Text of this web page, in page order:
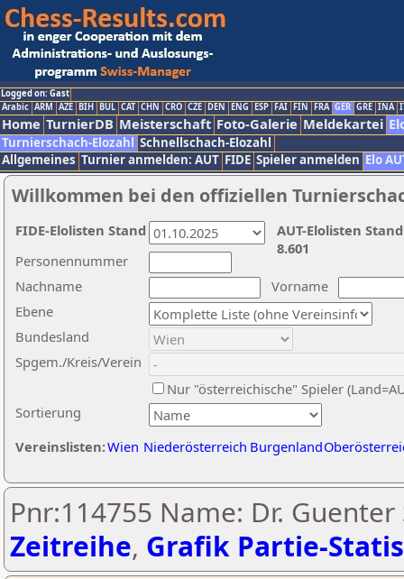
Logged on: Gast
Arabic ARM AZE BIH BUL CAT CHN CRO CZE DEN ENG ESP FAI FIN FRA GER GRE INA
Home TurnierDB Meisterschaft Foto-Galerie Meldekartei
Turnierschach-Elozahl Schnellschach-Elozahl
Allgemeines Turnier anmelden: AUT FIDE Spieler anmelden Elo
Willkommen bei den offiziellen
Nachname
Vorname
Ebene
Sortierung
Personennummer
Bundesland
Spgem./Kreis/Verein
Nur "österreichische" Spieler
Vereinslisten:Wien Niederösterreich Burgenland
AUT-Elolisten
8.601
FIDE-Elolisten Stand
Pnr:114755 Name: Dr.
Zeitreihe, Grafik Partie-